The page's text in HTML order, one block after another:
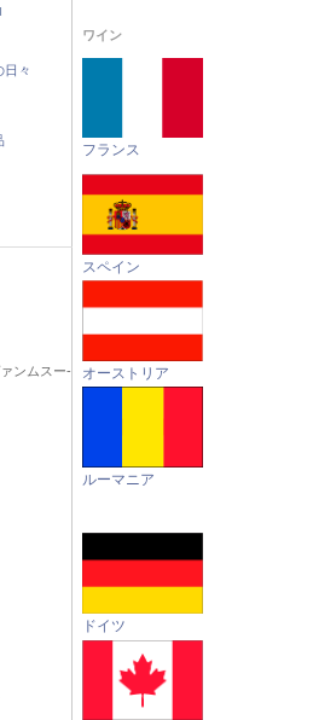
日々
ンムスー-
ワイン
フランス
スペイン
オーストリア
ルーマニア
ドイツ